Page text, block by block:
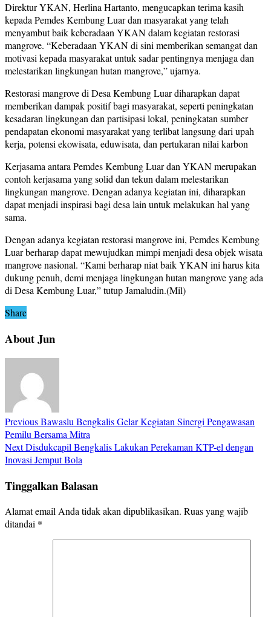
Direktur YKAN, Herlina Hartanto, mengucapkan terima kasih
kepada Pemdes Kembung Luar dan masyarakat yang telah
menyambut baik keberadaan YKAN dalam kegiatan restorasi
mangrove. “Keberadaan YKAN di sini memberikan semangat dan
motivasi kepada masyarakat untuk sadar pentingnya menjaga dan
melestarikan lingkungan hutan mangrove,” ujarnya.
Restorasi mangrove di Desa Kembung Luar diharapkan dapat
memberikan dampak positif bagi masyarakat, seperti peningkatan
kesadaran lingkungan dan partisipasi lokal, peningkatan sumber
pendapatan ekonomi masyarakat yang terlibat langsung dari upah
kerja, potensi ekowisata, eduwisata, dan pertukaran nilai karbon
Kerjasama antara Pemdes Kembung Luar dan YKAN merupakan
contoh kerjasama yang solid dan tekun dalam melestarikan
lingkungan mangrove. Dengan adanya kegiatan ini, diharapkan
dapat menjadi inspirasi bagi desa lain untuk melakukan hal yang
sama.
Dengan adanya kegiatan restorasi mangrove ini, Pemdes Kembung
Luar berharap dapat mewujudkan mimpi menjadi desa objek wisata
mangrove nasional. “Kami berharap niat baik YKAN ini harus kita
dukung penuh, demi menjaga lingkungan hutan mangrove yang ada
di Desa Kembung Luar,” tutup Jamaludin.(Mil)
Share
About Jun
PreviousBawaslu Bengkalis Gelar Kegiatan Sinergi Pengawasan
Pemilu Bersama Mitra
NextDisdukcapil Bengkalis Lakukan Perekaman KTP-el dengan
Inovasi Jemput Bola
Tinggalkan Balasan
Alamat email Anda tidak akan dipublikasikan. Ruas yang wajib
ditandai *